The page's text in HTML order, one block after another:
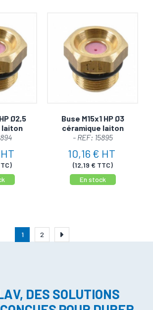
Ø2,5
laiton
Buse M15x1 HP Ø3
céramique laiton
- REF: 15895
10,16 € HT
(12,19 € TTC)
En stock
1 2
DES SOLUTIONS